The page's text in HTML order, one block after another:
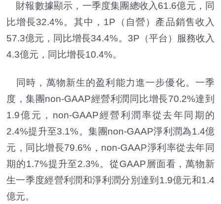
財報數據顯示，一季度集團總收入61.6億元，同
比增長32.4%。其中，1P（自營）產品銷售收入
57.3億元，同比增長34.4%。3P（平台）服務收入
4.3億元，同比增長10.4%。
同時，萬物新生的盈利能力進一步優化。一季
度，集團non-GAAP經營利潤同比增長70.2%達到
1.9億元，non-GAAP經營利潤率從去年同期的
2.4%提升至3.1%。集團non-GAAP淨利潤為1.4億
元，同比增長79.6%，non-GAAP淨利率從去年同
期的1.7%提升至2.3%。從GAAP層面看，萬物新
生一季度經營利潤和淨利潤分別達到1.9億元和1.4
億元。